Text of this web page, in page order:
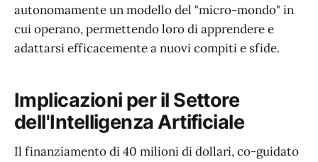
autonomamente un modello del "micro-mondo" in
cui operano, permettendo loro di apprendere e
adattarsi efficacemente a nuovi compiti e sfide.
Implicazioni per il Settore
dell'Intelligenza Artificiale
Il finanziamento di 40 milioni di dollari, co-guidato